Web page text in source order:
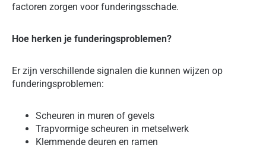
factoren zorgen voor funderingsschade.
Hoe herken je funderingsproblemen?
Er zijn verschillende signalen die kunnen wijzen op
funderingsproblemen:
Scheuren in muren of gevels
Trapvormige scheuren in metselwerk
Klemmende deuren en ramen